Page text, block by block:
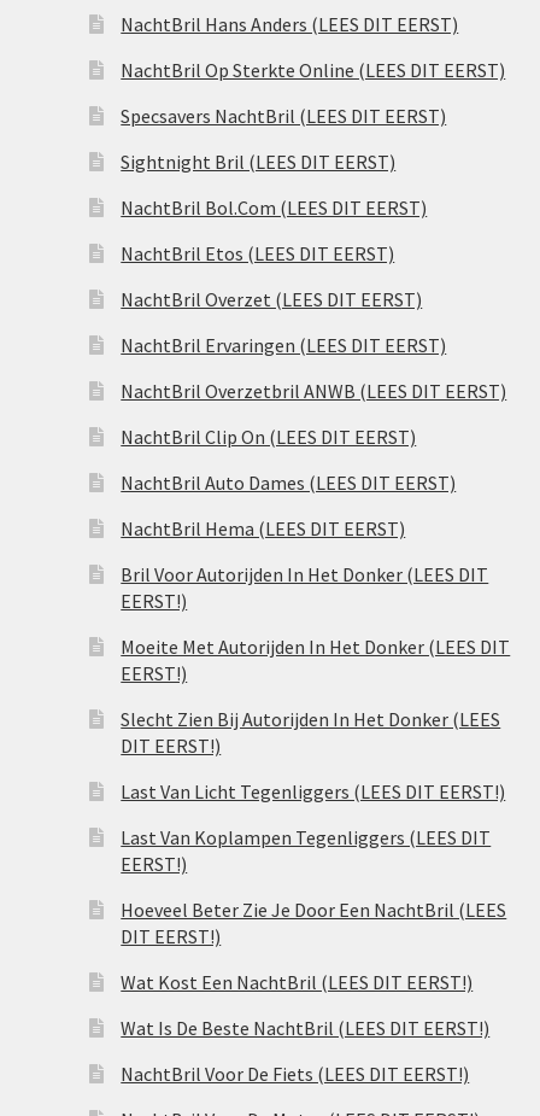
NachtBril Hans Anders (LEES DIT EERST)
NachtBril Op Sterkte Online (LEES DIT EERST)
Specsavers NachtBril (LEES DIT EERST)
Sightnight Bril (LEES DIT EERST)
NachtBril Bol.Com (LEES DIT EERST)
NachtBril Etos (LEES DIT EERST)
NachtBril Overzet (LEES DIT EERST)
NachtBril Ervaringen (LEES DIT EERST)
NachtBril Overzetbril ANWB (LEES DIT EERST)
NachtBril Clip On (LEES DIT EERST)
NachtBril Auto Dames (LEES DIT EERST)
NachtBril Hema (LEES DIT EERST)
Bril Voor Autorijden In Het Donker (LEES DIT
EERST!)
Moeite Met Autorijden In Het Donker (LEES DIT
EERST!)
Slecht Zien Bij Autorijden In Het Donker (LEES
DIT EERST!)
Last Van Licht Tegenliggers (LEES DIT EERST!)
Last Van Koplampen Tegenliggers (LEES DIT
EERST!)
Hoeveel Beter Zie Je Door Een NachtBril (LEES
DIT EERST!)
Wat Kost Een NachtBril (LEES DIT EERST!)
Wat Is De Beste NachtBril (LEES DIT EERST!)
NachtBril Voor De Fiets (LEES DIT EERST!)